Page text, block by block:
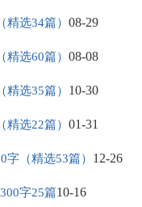
选34篇） 08-29
选60篇） 08-08
选35篇） 10-30
选22篇） 01-31
（精选53篇） 12-26
字25篇10-16